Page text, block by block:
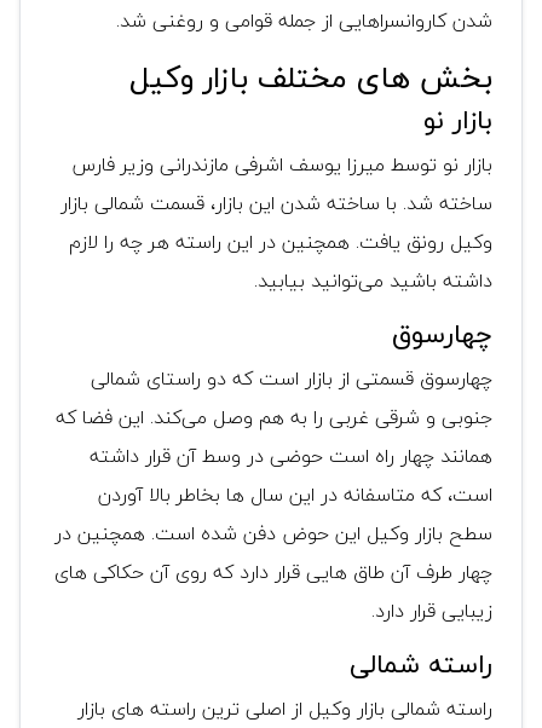
شدن کاروانسراهایی از جمله قوامی و روغنی شد.
بخش های مختلف بازار وکیل
بازار نو
بازار نو توسط میرزا یوسف اشرفی مازندرانی وزیر فارس
ساخته شد. با ساخته شدن این بازار، قسمت شمالی بازار
وکیل رونق یافت. همچنین در این راسته هر چه را لازم
داشته باشید می‌توانید بیابید.
چهارسوق
چهارسوق قسمتی از بازار است که دو راستای شمالی
جنوبی و شرقی غربی را به هم وصل می‌کند. این فضا که
همانند چهار راه است حوضی در وسط آن قرار داشته
است، که متاسفانه در این سال ها بخاطر بالا آوردن
سطح بازار وکیل این حوض دفن شده است. همچنین در
چهار طرف آن طاق هایی قرار دارد که روی آن حکاکی های
زیبایی قرار دارد.
راسته شمالی
راسته شمالی بازار وکیل از اصلی ترین راسته های بازار